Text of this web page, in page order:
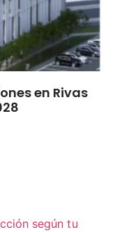
en Rivas